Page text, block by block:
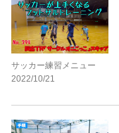
サッカー練習メニュー
2022/10/21